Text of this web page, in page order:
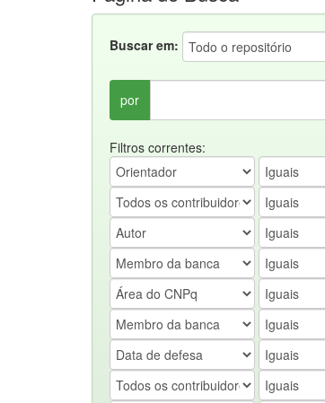
Buscar em:
por
Filtros correntes: